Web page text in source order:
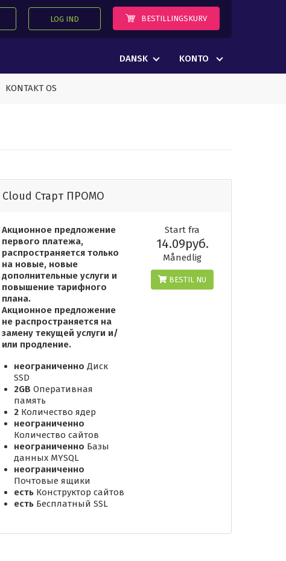
LOG IND BESTILLINGSKURV
DANSK KONTO
KONTAKT OS
Cloud Старт ПРОМО
Акционное предложение
первого платежа,
распространяется только
на новые, новые
дополнительные услуги и
повышение тарифного
плана.
Акционное предложение
не распространяется на
замену текущей услуги и/
или продление.
неограниченно Диск
SSD
2GB Оперативная
память
2 Количество ядер
неограниченно
Количество сайтов
неограниченно Базы
данных MYSQL
неограниченно
Почтовые ящики
есть Конструктор сайтов
есть Бесплатный SSL
Start fra
14.09руб.
Månedlig
BESTIL NU